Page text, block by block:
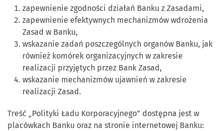
zapewnienie zgodności działań Banku z Zasadami,
zapewnienie efektywnych mechanizmów wdrożenia
Zasad w Banku,
wskazanie zadań poszczególnych organów Banku, jak
również komórek organizacyjnych w zakresie
realizacji przyjętych przez Bank Zasad,
wskazanie mechanizmów ujawnień w zakresie
realizacji Zasad.
Treść „Polityki Ładu Korporacyjnego” dostępna jest w
placówkach Banku oraz na stronie internetowej Banku: